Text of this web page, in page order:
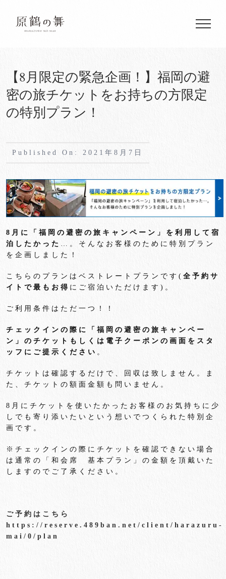
content
【8月限定の緊急企画！】福岡の避
密の旅チケットをお持ちの方限定
の特別プラン！
Published On: 2021年8月7日
8 月に「福岡の避密の旅キャンペーン」を利用して宿
泊したかった
…。そんなお客様のために特別プラン
を企画しました！
こちらのプランはベストレートプランです( 全予約サ
イトで最もお得 にご宿泊いただけます)。
ご利用条件はただ一つ！！
チェックインの際に「福岡の避密の旅キャンペー
ン」のチケットもしくは電子クーポンの画面をスタ
ッフにご提示ください 。
チケットは確認するだけで、回収は致しません。ま
た、チケットの額面金額も問いません。
8月にチケットを使いたかったお客様のお気持ちに少
しでも寄り添いたいという想いでつくられた特別企
画です。
※チェックインの際にチケットを確認できない場合
は通常の「和会席 基本プラン」の金額を頂戴いた
しますのでご了承ください。
ご予約はこちら
https://reserve.489ban.net/client/harazuru-
mai/0/plan